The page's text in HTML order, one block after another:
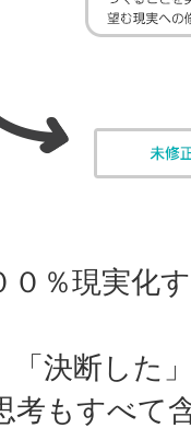
０％現実化
「決断した
考もすべて